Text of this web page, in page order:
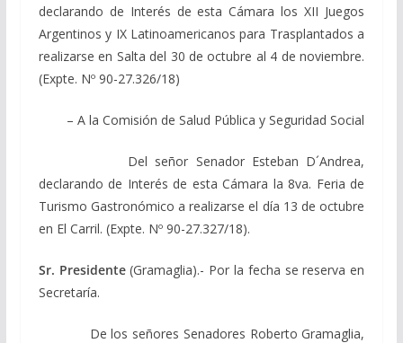
declarando de Interés de esta Cámara los XII Juegos
Argentinos y IX Latinoamericanos para Trasplantados a
realizarse en Salta del 30 de octubre al 4 de noviembre.
(Expte. Nº 90-27.326/18)
– A la Comisión de Salud Pública y Seguridad Social
Del señor Senador Esteban D´Andrea,
declarando de Interés de esta Cámara la 8va. Feria de
Turismo Gastronómico a realizarse el día 13 de octubre
en El Carril. (Expte. Nº 90-27.327/18).
Sr. Presidente(Gramaglia).- Por la fecha se reserva en
Secretaría.
De los señores Senadores Roberto Gramaglia,